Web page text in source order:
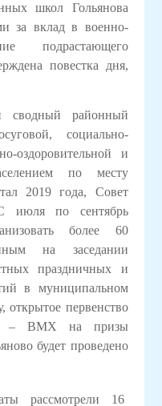
школ Гольянова
за вклад в военно-
подрастающего
повестка дня,
сводный районный
социально-
оздоровительной и
по месту
2019 года, Совет
июля по сентябрь
более 60
на заседании
праздничных и
в муниципальном
открытое первенство
– ВМХ на призы
будет проведено